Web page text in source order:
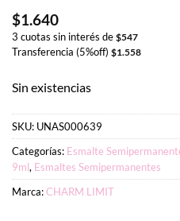
$1.640
3 cuotas sin interés de $547
Transferencia (5%off) $1.558
Sin existencias
SKU: UNAS000639
Categorías: Esmalte
9ml, Esmaltes Semipermanentes
Marca:CHARM LIMIT